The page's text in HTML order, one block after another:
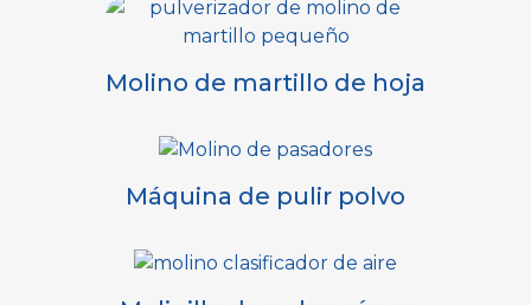
Molino de martillo de hoja
Máquina de pulir polvo